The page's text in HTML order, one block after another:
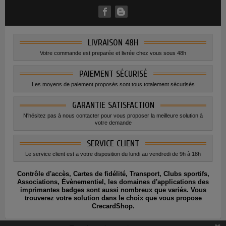
LIVRAISON 48H
Votre commande est preparée et livrée chez vous sous 48h
PAIEMENT SÉCURISÉ
Les moyens de paiement proposés sont tous totalement sécurisés
GARANTIE SATISFACTION
N'hésitez pas à nous contacter pour vous proposer la meilleure solution à
votre demande
SERVICE CLIENT
Le service client est a votre disposition du lundi au vendredi de 9h à 18h
Contrôle d'accès, Cartes de fidélité, Transport, Clubs sportifs,
Associations, Évènementiel, les domaines d'applications des
imprimantes badges sont aussi nombreux que variés. Vous
trouverez votre solution dans le choix que vous propose
CrecardShop.